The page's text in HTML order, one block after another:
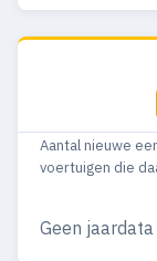
Aantal nieuwe
voertuigen die
Geen